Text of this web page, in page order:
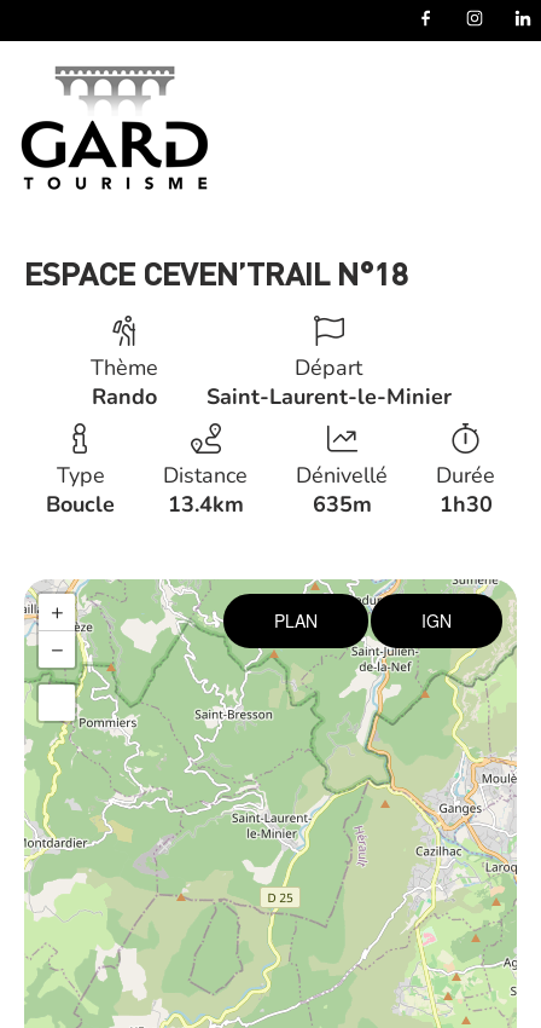
ESPACE CEVEN’TRAIL N°18
Thème
Rando
Départ
Saint-Laurent-le-Minier
Type
Boucle
Distance
13.4km
Dénivellé
635m
Durée
1h30
+
−
PLAN IGN